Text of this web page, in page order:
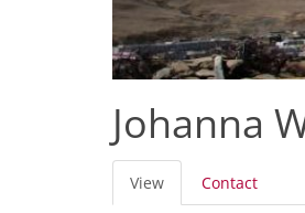
Johanna
Primary
View (active
tab)
Contact